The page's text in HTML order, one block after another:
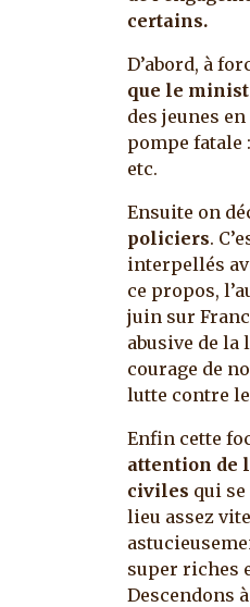
certains.
D’abord, à
que le
des jeunes
pompe
etc.
Ensuite on
policiers.
interpellés
ce propos,
juin sur
abusive de
courage de
lutte contre
Enfin cette
attention de
civiles qui
lieu assez
super riches
Descendons